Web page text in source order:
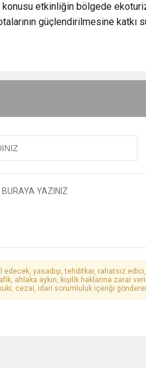
etkinliğin bölgede
güçlendirilmesine katkı
edecek, yasadışı, tehditkar, rahatsız
ahlaka aykırı, kişilik haklarına zarar
cezai, idari sorumluluk içeriği